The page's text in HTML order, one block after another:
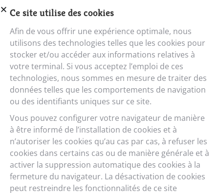
eGiro GT 600Wh
Para - rouge-loretta
Configurer maintenant
Ce site utilise des cookies
Afin de vous offrir une expérience optimale, nous
utilisons des technologies telles que les cookies pour
stocker et/ou accéder aux informations relatives à
votre terminal. Si vous acceptez l’emploi de ces
technologies, nous sommes en mesure de traiter des
données telles que les comportements de navigation
ou des identifiants uniques sur ce site.
Vous pouvez configurer votre navigateur de manière
à être informé de l’installation de cookies et à
n’autoriser les cookies qu’au cas par cas, à refuser les
cookies dans certains cas ou de manière générale et à
activer la suppression automatique des cookies à la
fermeture du navigateur. La désactivation de cookies
peut restreindre les fonctionnalités de ce site